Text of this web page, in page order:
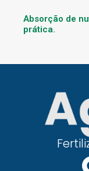
Absorção de
prática.